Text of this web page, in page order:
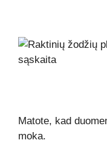
Matote, kad
moka.